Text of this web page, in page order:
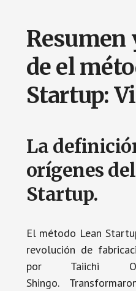
Resumen
de el
Startup:
La
orígenes
Startup.
El método Lean
revolución de
por Taiichi
Shingo.